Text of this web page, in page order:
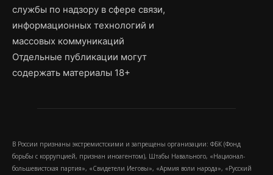
службы по надзору в сфере связи,
информационных технологий и
массовых коммуникаций
Отдельные публикации могут
содержать материалы 18+
В России признаны экстремистскими и запрещены организации: ФБК (Фонд
борьбы с коррупцией, признан иноагентом), Штабы Навального, «Национал-
большевистская партия», «Свидетели Иеговы», «Армия воли народа», «Русский